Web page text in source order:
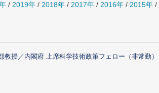
/ 2019年 / 2018年 / 2017年 / 2016年 / 2015年 /
教授／内閣府 上席科学技術政策フェロー（非常勤）